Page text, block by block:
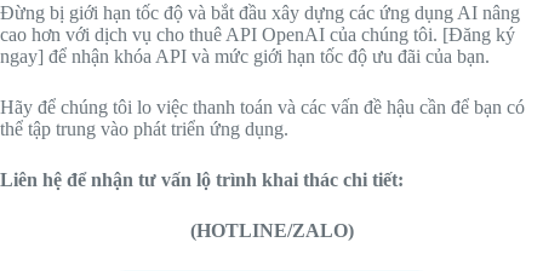
Đừng bị giới hạn tốc độ và bắt đầu xây dựng các ứng dụng AI nâng
cao hơn với dịch vụ cho thuê API OpenAI của chúng tôi. [Đăng ký
ngay] để nhận khóa API và mức giới hạn tốc độ ưu đãi của bạn.
Hãy để chúng tôi lo việc thanh toán và các vấn đề hậu cần để bạn có
thể tập trung vào phát triển ứng dụng.
Liên hệ để nhận tư vấn lộ trình khai thác chi tiết:
(HOTLINE/ZALO)